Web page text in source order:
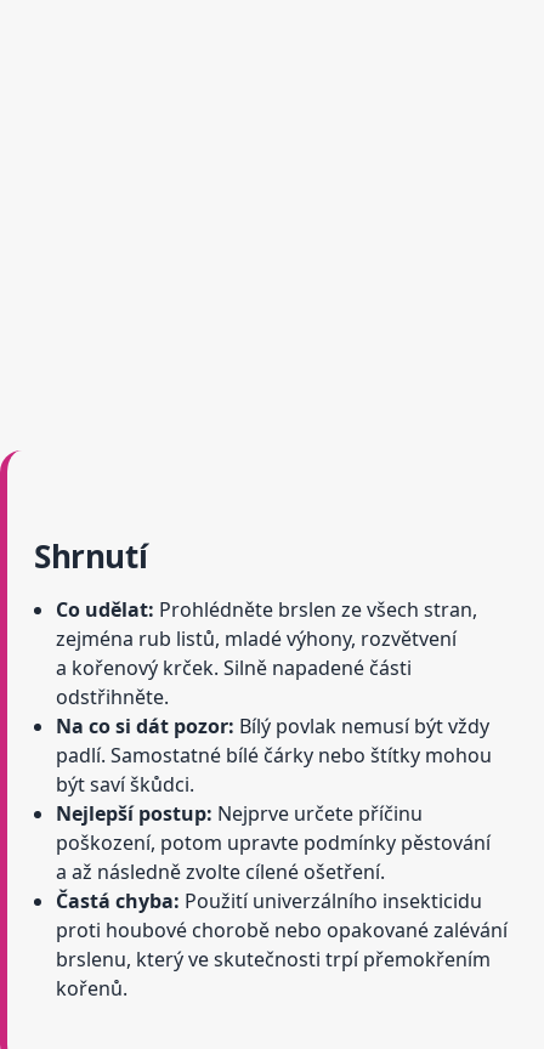
Shrnutí
Co udělat: Prohlédněte brslen ze všech stran,
zejména rub listů, mladé výhony, rozvětvení
a kořenový krček. Silně napadené části
odstřihněte.
Na co si dát pozor: Bílý povlak nemusí být vždy
padlí. Samostatné bílé čárky nebo štítky mohou
být saví škůdci.
Nejlepší postup: Nejprve určete příčinu
poškození, potom upravte podmínky pěstování
a až následně zvolte cílené ošetření.
Častá chyba: Použití univerzálního insekticidu
proti houbové chorobě nebo opakované zalévání
brslenu, který ve skutečnosti trpí přemokřením
kořenů.